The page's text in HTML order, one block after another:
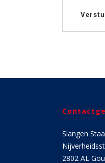
Slangen
2802 AL